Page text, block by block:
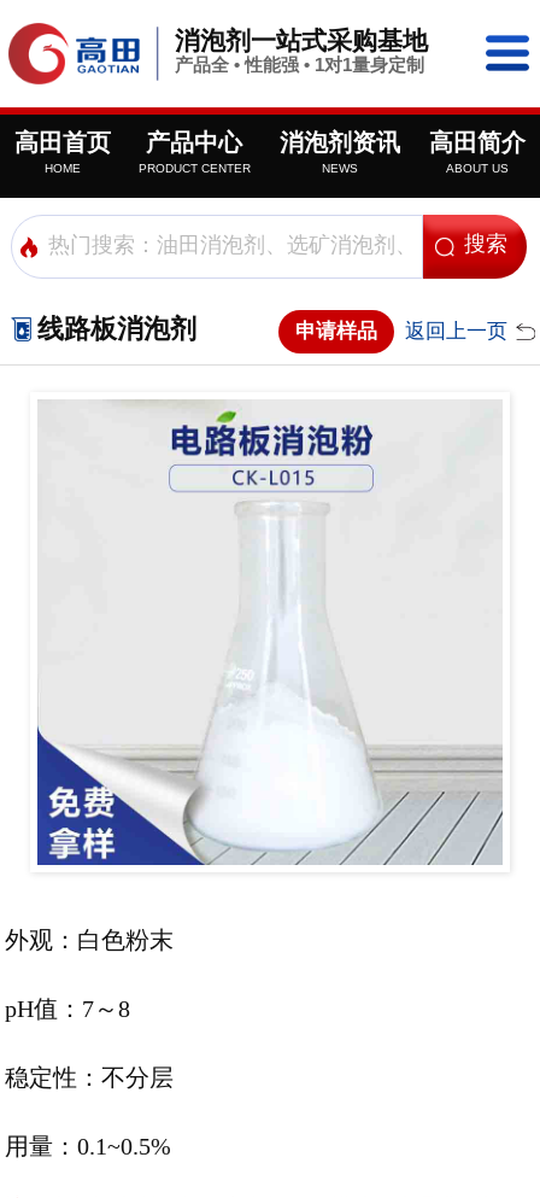
消泡剂一站式采购基地
产品全 • 性能强 • 1对1量身定制
高田首页
HOME
产品中心
PRODUCT CENTER
消泡剂资讯
NEWS
高田简介
ABOUT US
线路板消泡剂 申请样品 返回上一页
外观：白色粉末
pH值：7～8
稳定性：不分层
用量：0.1~0.5%